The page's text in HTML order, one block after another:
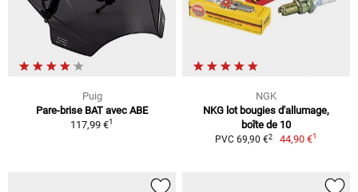
Puig
Pare-brise BAT avec ABE
117,99 €1
NGK
NKG lot bougies d'allumage,
boîte de 10
PVC 69,90 €2 44,90 €1